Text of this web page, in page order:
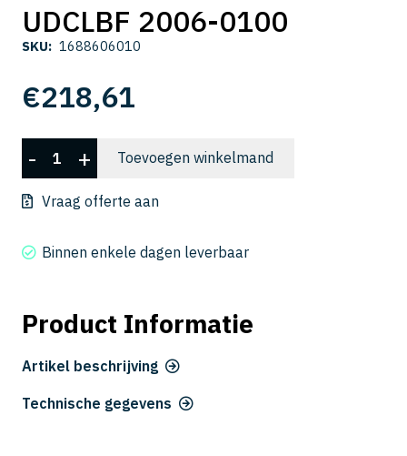
UDCLBF 2006-0100
SKU: 1688606010
€218,61
UDCLBF
2006-
0100
- + Toevoegen winkelmand
Vraag offerte aan
Binnen enkele dagen leverbaar
Product Informatie
Artikel beschrijving
Technische gegevens